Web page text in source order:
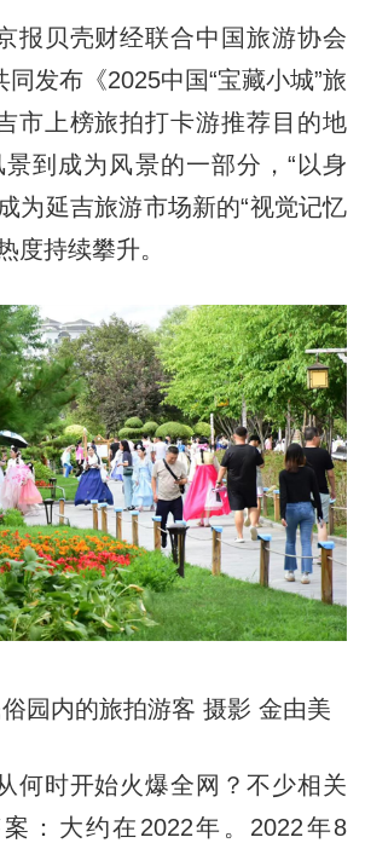
贝壳财经联合中国旅游协会
发布《2025中国“宝藏小城”旅
市上榜旅拍打卡游推荐目的地
到成为风景的一部分，“以身
为延吉旅游市场新的“视觉记忆
度持续攀升。
园内的旅拍游客 摄影 金由美
时开始火爆全网？不少相关
： 大约在2022年 。2022年8